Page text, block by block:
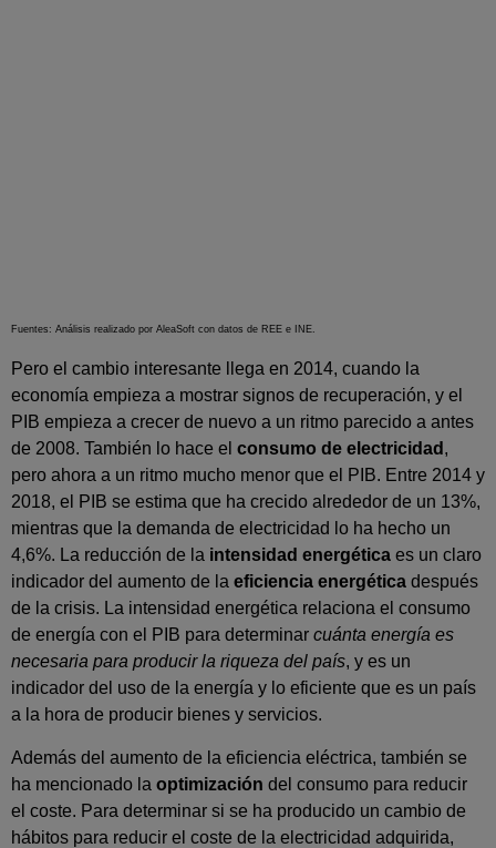
Fuentes: Análisis realizado por AleaSoft con datos de REE e INE.
Pero el cambio interesante llega en 2014, cuando la
economía empieza a mostrar signos de recuperación, y el
PIB empieza a crecer de nuevo a un ritmo parecido a antes
de 2008. También lo hace el consumo de electricidad ,
pero ahora a un ritmo mucho menor que el PIB. Entre 2014 y
2018, el PIB se estima que ha crecido alrededor de un 13%,
mientras que la demanda de electricidad lo ha hecho un
4,6%. La reducción de la intensidad energética es un claro
indicador del aumento de la eficiencia energética después
de la crisis. La intensidad energética relaciona el consumo
de energía con el PIB para determinar cuánta energía es
necesaria para producir la riqueza del país, y es un
indicador del uso de la energía y lo eficiente que es un país
a la hora de producir bienes y servicios.
Además del aumento de la eficiencia eléctrica, también se
ha mencionado la optimización del consumo para reducir
el coste. Para determinar si se ha producido un cambio de
hábitos para reducir el coste de la electricidad adquirida,